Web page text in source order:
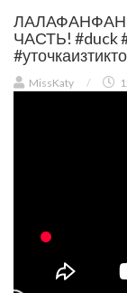
ЛАЛАФАНФАН
ЧАСТЬ! #duck
MissKaty /